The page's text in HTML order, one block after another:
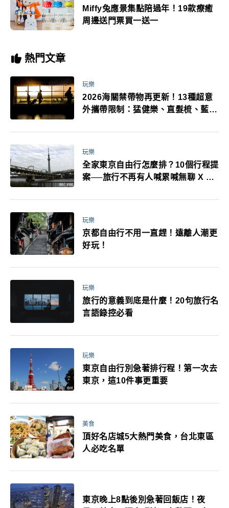
Miffy兔應景集點陪過年！19款療癒
周邊送門票買一送一
熱門文章
玩樂
2026海關禁帶物再更新！13種超意
外攜帶限制：猛健樂、直髮梳、藍牙
萬！注意事項一次看！
玩樂
全家東京自由行怎麼排？10個行程提
案──旅行不再有人喊累喊無聊 X 爸
玩樂
京都自由行不用一直趕！遠離人潮更
好玩！
玩樂
旅行的意義到底是什麼！20句旅行名
言語錄控必看
玩樂
東京自由行別急著排行程！第一次去
東京，這10件事更重要
美食
頂好名店城5大熱門美食，台北東區
人必吃名單
東京晚上8點後別急著回飯店！夜